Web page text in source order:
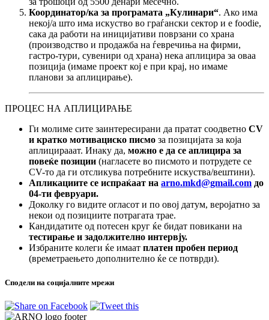
Координатор/ка за програмата „Кулинари“. Ако има
некој/а што има искуство во граѓански сектор и е foodie,
сака да работи на иницијативи поврзани со храна
(производство и продажба на ѓевречиња на фирми,
гастро-тури, сувенири од храна) нека аплицира за оваа
позиција (имаме проект кој е при крај, но имаме
планови за аплицирање).
ПРОЦЕС НА АПЛИЦИРАЊЕ
Ги молиме сите заинтересирани да пратат соодветно CV
и кратко мотивациско писмо за позицијата за која
аплицирааат. Инаку да, можно е да се аплицира за
повеќе позиции (нагласете во писмото и потрудете се
CV-то да ги отсликува потребните искуства/вештини).
Апликациите се испраќаат на arno.mkd@gmail.com до
04-ти февруари.
Доколку го видите огласот и по овој датум, веројатно за
некои од позициите потрагата трае.
Кандидатите од потесен круг ќе бидат повикани на
тестирање и задолжително интервју.
Избраните колеги ќе имаат платен пробен период
(времетраењето дополнително ќе се потврди).
Сподели на социјалните мрежи